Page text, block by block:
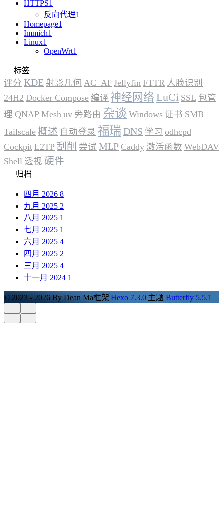
HTTPS1
反向代理1
Homepage1
Immich1
Linux1
OpenWrt1
标签
评分 KDE 射影几何 AC_AP Jellyfin FTTR 人脸识别
24H2 Docker Compose 编译 神经网络 LuCi SSL 包管
理 QNAP Mesh uv 旁路由 杂谈 Windows 证书 SMB
Tailscale 概述 自动登录 福瑞 DNS 学习 odhcpd
Cockpit L2TP 刮削 尝试 MLP Caddy 激活函数 WebDAV
Shell 透视 硬件
归档
四月 2026 8
九月 2025 2
八月 2025 1
七月 2025 1
六月 2025 4
四月 2025 2
三月 2025 4
十一月 2024 1
© 2023 - 2026 By Dean Ma框架 Hexo 7.3.0|主题 Butterfly 5.5.1